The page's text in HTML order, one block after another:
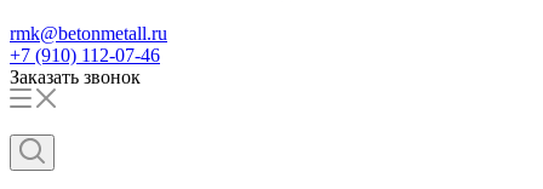
rmk@betonmetall.ru
+7 (910) 112-07-46
Заказать звонок